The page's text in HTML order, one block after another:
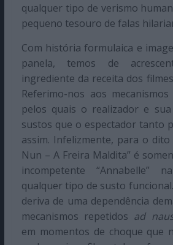
qualquer tipo de verismo
pequeno tesouro de falas
Com história formulaica e
panela, temos de
ingrediente da receita dos
Referimo-nos aos
pelos quais o realizador e
sustos que o espectador tanto
assim. Infelizmente, para o dito
Nun – A Freira Maldita” é
incompetente “Annabelle”
qualquer tipo de susto
deriva de uma dependência
mecanismos repetidos ad
em momentos de choque que